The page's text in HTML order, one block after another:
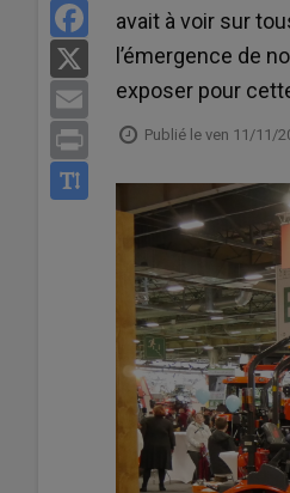
Facebook
Email
Print
avait à voir sur
l’émergence de
exposer pour
Publié le ven 11/11/